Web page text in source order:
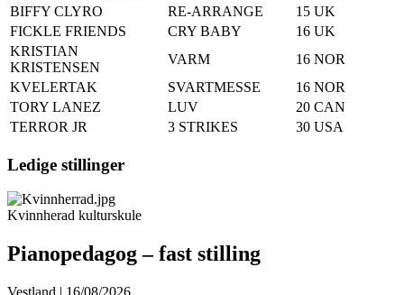
BIFFY CLYRO
RE-ARRANGE 15 UK
FICKLE FRIENDS
CRY BABY 16 UK
KRISTIAN
KRISTENSEN
VARM 16 NOR
KVELERTAK
SVARTMESSE 16 NOR
TORY LANEZ
LUV 20 CAN
TERROR JR
3 STRIKES 30 USA
Ledige stillinger
Kvinnherad kulturskule
Pianopedagog – fast stilling
Vestland | 16/08/2026